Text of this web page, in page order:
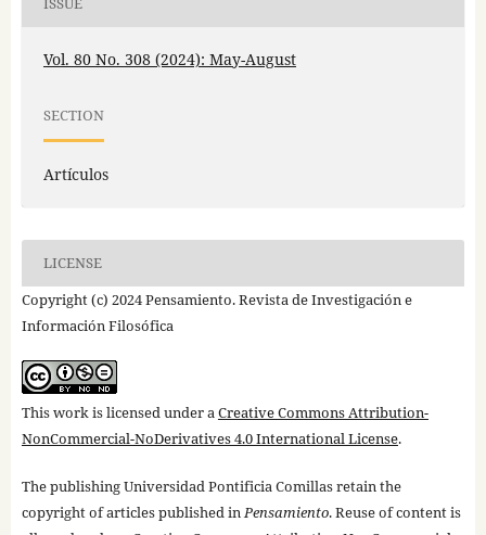
Vol. 80 No. 308 (2024): May-August
SECTION
Artículos
LICENSE
Copyright (c) 2024 Pensamiento. Revista de Investigación e
Información Filosófica
This work is licensed under aCreative Commons Attribution-
NonCommercial-NoDerivatives 4.0 International License.
The publishing Universidad Pontificia Comillas retain the
copyright of articles published inPensamiento. Reuse of content is